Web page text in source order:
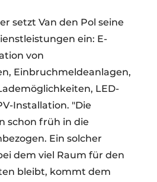
setzt Van den Pol seine
ein: E-
von
Einbruchmeldeanlagen,
LED-
Installation. "Die
schon früh in die
Ein solcher
dem viel Raum für den
bleibt, kommt dem